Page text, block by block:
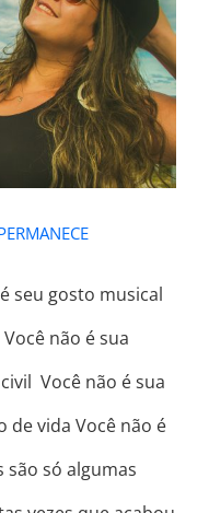
ESSÊNCIA
seu gosto musical
não é sua
Você não é sua
de vida Você não é
são só algumas